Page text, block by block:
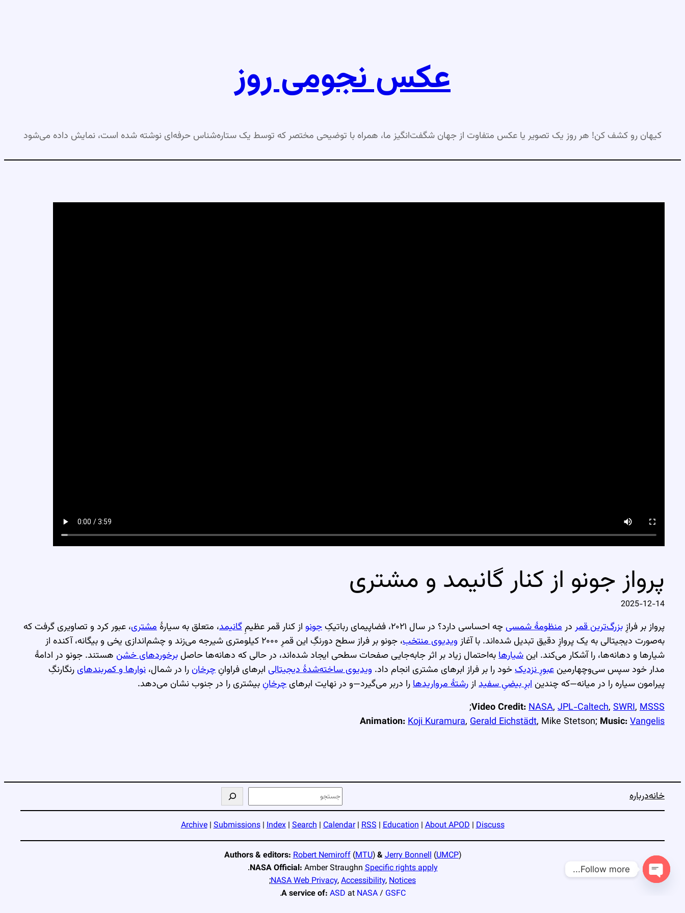
عکس نجومی روز
کیهان رو کشف کن! هر روز یک تصویر یا عکس متفاوت از جهان شگفت‌انگیز ما، همراه با توضیحی مختصر که توسط یک ستاره‌شناس حرفه‌ای نوشته شده است، نمایش داده می‌شود
پرواز جونو از کنار گانیمد و مشتری
2025-12-14
پرواز بر فرازِبزرگ‌ترین قمر درمنظومهٔ شمسیچه احساسی دارد؟ در سال ۲۰۲۱، فضاپیمای رباتیکِ جونو از کنار قمر عظیمِگانیمد، متعلق به سیارهٔ مشتری، عبور کرد و تصاویری گرفت که
به‌صورت دیجیتالی به یک پروازِ دقیق تبدیل شده‌اند. با آغازویدیوی منتخب
، جونو بر فراز سطح دو‌رنگِ این قمرِ ۲۰۰۰ کیلومتری شیرجه می‌زند و چشم‌اندازی یخی و بیگانه، آکنده از
شیارها و دهانه‌ها، را آشکار می‌کند. اینشیارهابه‌احتمال زیاد بر اثر جابه‌جایی صفحات سطحی ایجاد شده‌اند، در حالی که دهانه‌ها حاصلبرخوردهای خشن هستند. جونو در ادامهٔ
مدار خود سپس سی‌وچهارمینعبورِ نزدیکخود را بر فراز ابرهای مشتری انجام داد. ویدیوی ساخته‌شدهٔ دیجیتالی ابرهای فراوانِ چرخان را در شمال، نوارها و کمربندهایرنگارنگِ
پیرامون سیاره را در میانه—که چندینابرِ بیضیِ سفید ازرشتهٔ مرواریدهارا دربر می‌گیرد—و در نهایت ابرهایچرخانِ بیشتری را در جنوب نشان می‌دهد.
Video Credit:NASA, JPL-Caltech, SWRI, MSSS
;
Animation:Koji Kuramura, Gerald Eichstädt, Mike Stetson; Music:Vangelis
خانهدرباره
ج
س
ت
ج
و
Archive|Submissions|Index|Search|Calendar|RSS|Education|About APOD|Discuss
Authors & editors:Robert Nemiroff(MTU)&Jerry Bonnell(UMCP)
NASA Official: Amber StraughnSpecific rights apply
.
NASA Web Privacy,Accessibility,Notices
;
A service of: ASD at NASA/ GSFC
,
Follow more...